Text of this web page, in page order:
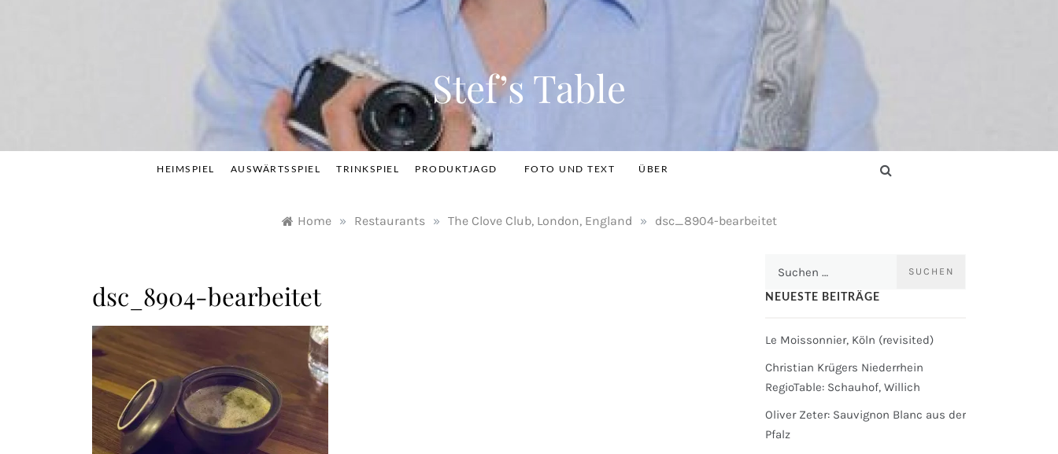
Stef’s Table
HEIMSPIEL AUSWÄRTSSPIEL TRINKSPIEL PRODUKTJAGD FOTO UND TEXT ÜBER
Home » Restaurants » The Clove Club, London, England » dsc_8904-bearbeitet
dsc_8904-bearbeitet NEUESTE BEITRÄGE
Le Moissonnier, Köln (revisited)
Christian Krügers Niederrhein
RegioTable: Schauhof, Willich
Oliver Zeter: Sauvignon Blanc aus der
Pfalz